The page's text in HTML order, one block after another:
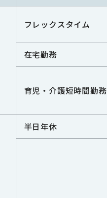
フレックスタイム
在宅勤務
育児・介護短時間勤務
半日年休